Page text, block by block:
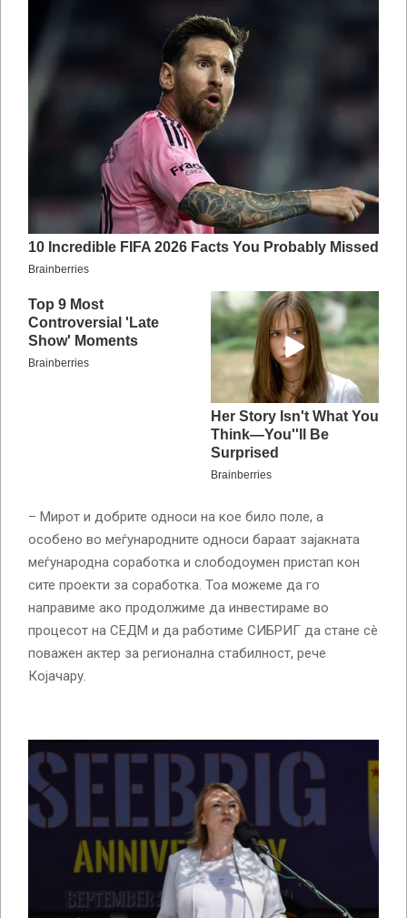
– Мирот и добрите односи на кое било поле, а
особено во меѓународните односи бараат зајакната
меѓународна соработка и слободоумен пристап кон
сите проекти за соработка. Тоа можеме да го
направиме ако продолжиме да инвестираме во
процесот на СЕДМ и да работиме СИБРИГ да стане сè
поважен актер за регионална стабилност, рече
Којачару.